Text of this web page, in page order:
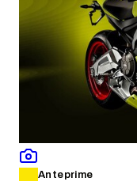
Anteprime